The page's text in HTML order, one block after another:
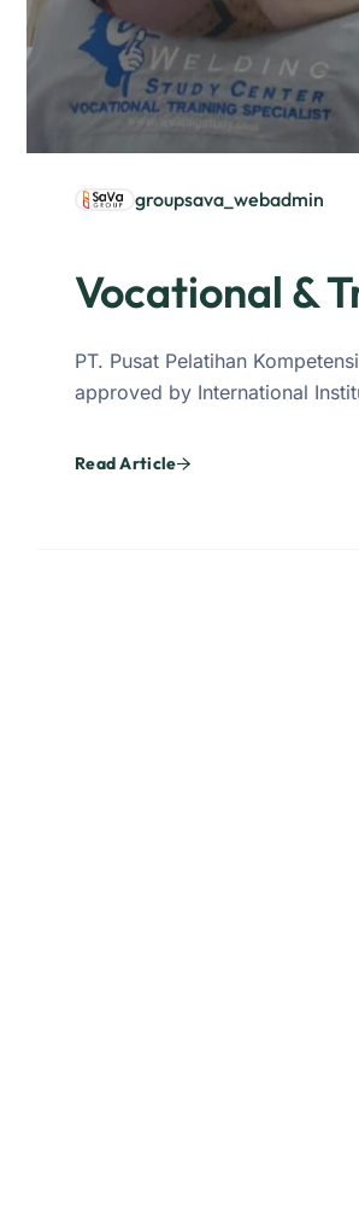
groupsava_webadmin
Vocational &
PT. Pusat Pelatihan
approved by International
Read Article